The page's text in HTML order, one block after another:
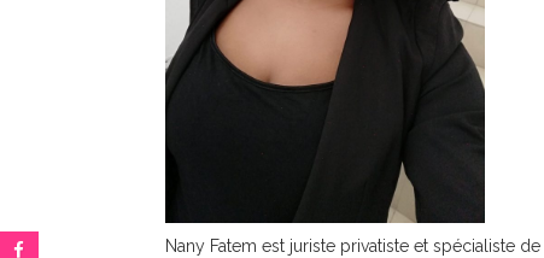
Nany Fatem est juriste privatiste et spécialiste